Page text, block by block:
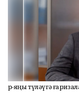
Өр-яңы түләүгә